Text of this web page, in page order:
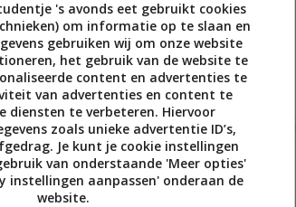
En dat het al-tijd lang
voor lief als je het eerste
Hier kom ik vaker terug.
's avonds eet gebruikt cookies
om informatie op te slaan en
gebruiken wij om onze website
het gebruik van de website te
content en advertenties te
van advertenties en content te
diensten te verbeteren. Hiervoor
zoals unieke advertentie ID’s,
Je kunt je cookie instellingen
van onderstaande 'Meer opties'
instellingen aanpassen' onderaan de
website.